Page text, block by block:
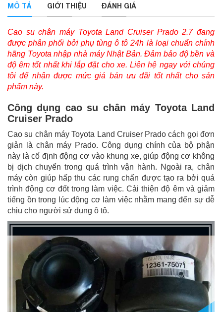
MÔ TẢ GIỚI THIỆU ĐÁNH GIÁ
Cao su chân máy Toyota Land Cruiser Prado 2.7 đang
được phân phối bởi phụ tùng ô tô 24h là loại chuẩn chính
hãng Toyota nhập nhà máy Nhật Bản. Đảm bảo độ bền và
độ êm tốt nhất khi lắp đặt cho xe. Liên hệ ngay với chúng
tôi để nhận được mức giá bán ưu đãi tốt nhất cho sản
phẩm này.
Công dụng cao su chân máy Toyota Land
Cruiser Prado
Cao su chân máy Toyota Land Cruiser Prado cách gọi đơn
giản là chân máy Prado. Công dụng chính của bộ phận
này là cố định động cơ vào khung xe, giúp động cơ không
bị dịch chuyển trong quá trình vận hành. Ngoài ra, chân
máy còn giúp hấp thu các rung chấn được tạo ra bởi quá
trình động cơ đốt trong làm việc. Cải thiện độ êm và giảm
tiếng ồn trong lúc động cơ làm việc nhằm mang đến sự dễ
chịu cho người sử dụng ô tô.